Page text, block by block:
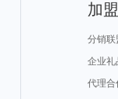
加
分销联
企业礼
代理合